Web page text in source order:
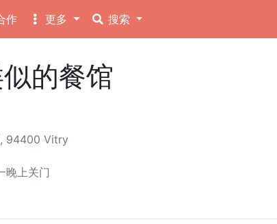
作 更多 搜索
的餐馆
94400 Vitry
晚上关门